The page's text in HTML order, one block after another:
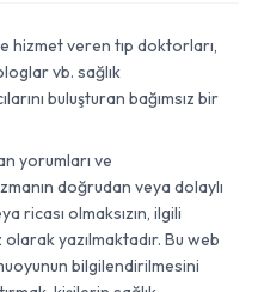
hizmet veren tıp doktorları,
vb. sağlık
buluşturan bağımsız bir
yorumları ve
doğrudan veya dolaylı
ricası olmaksızın, ilgili
yazılmaktadır. Bu web
bilgilendirilmesini